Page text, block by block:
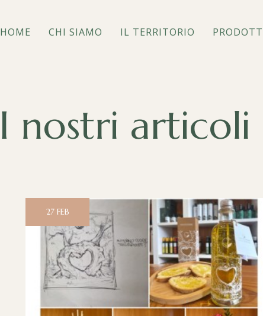
HOME CHI SIAMO IL TERRITORIO
I nostri articoli
27 FEB